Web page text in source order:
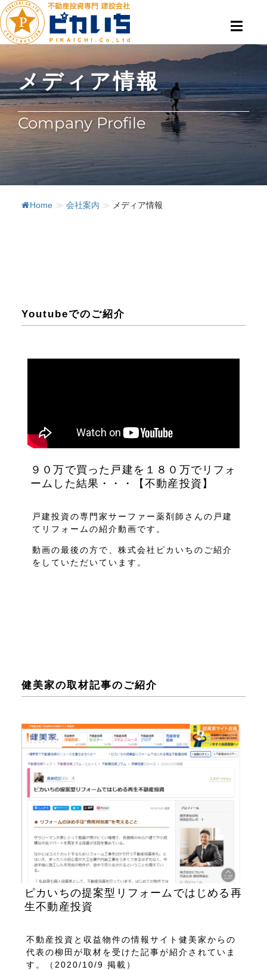
メディア情報
Company Profile
Home ≫ 会社案内 ≫ メディア情報
Youtubeでのご紹介
９０万で買った戸建を１８０万でリフォ
ームした結果・・・【不動産投資】
戸建投資の専門家サーファー薬剤師さんの戸建
てリフォームの紹介動画です。
動画の最後の方で、株式会社ピカいちのご紹介
をしていただいています。
健美家の取材記事のご紹介
ピカいちの提案型リフォームではじめる再
生不動産投資​
不動産投資と収益物件の情報サイト健美家からの
代表の柳田が取材を受けた記事が紹介されていま
す。（2020/10/9 掲載）